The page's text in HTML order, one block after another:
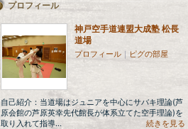
プロフィール
神戸空手道連盟大成塾 松長
道場
プロフィール ｜ ピグの部屋
自己紹介：当道場はジュニアを中心にサバキ理論(芦
原会館の芦原英幸先代館長が体系立てた空手理論)を
取り入れて指導...
続きを見る